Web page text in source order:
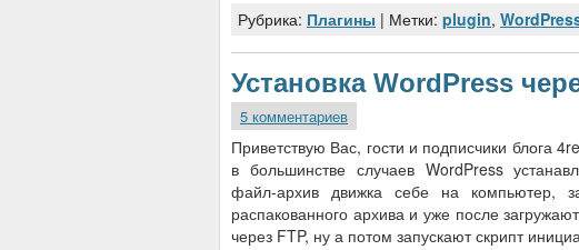
Рубрика: Плагины | Метки: plugin,
Установка WordPress
5 комментариев
Приветствую Вас, гости и подписчики блога
в большинстве случаев WordPress
файл-архив движка себе на компьютер,
распакованного архива и уже после
через FTP, ну а потом запускают скрипт